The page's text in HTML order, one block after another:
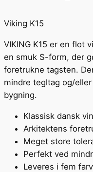
Viking K15
VIKING K15 er en flot
en smuk S-form, der
foretrukne tagsten.
mindre tegltag og/
bygning.
Klassisk dansk
Arkitektens
Meget store
Perfekt ved
Leveres i fem